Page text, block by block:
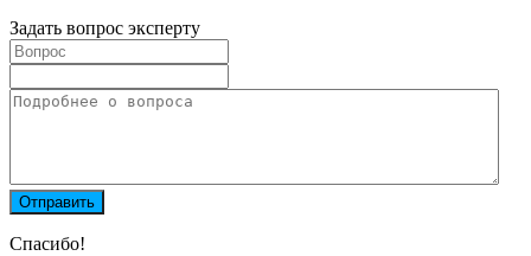
Задать вопрос эксперту
Спасибо!